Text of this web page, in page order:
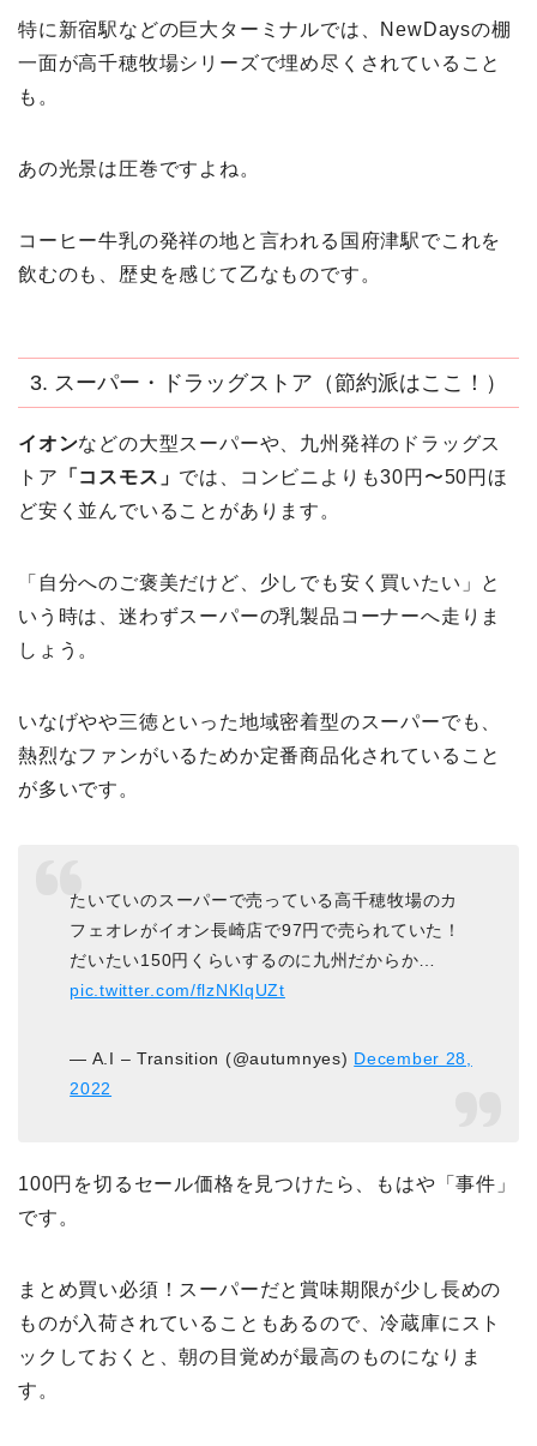
特に新宿駅などの巨大ターミナルでは、NewDaysの棚
一面が高千穂牧場シリーズで埋め尽くされていること
も。
あの光景は圧巻ですよね。
コーヒー牛乳の発祥の地と言われる国府津駅でこれを
飲むのも、歴史を感じて乙なものです。
3. スーパー・ドラッグストア（節約派はここ！）
イオンなどの大型スーパーや、九州発祥のドラッグス
トア 「コスモス」 では、コンビニよりも30円〜50円ほ
ど安く並んでいることがあります。
「自分へのご褒美だけど、少しでも安く買いたい」と
いう時は、迷わずスーパーの乳製品コーナーへ走りま
しょう。
いなげやや三徳といった地域密着型のスーパーでも、
熱烈なファンがいるためか定番商品化されていること
が多いです。
たいていのスーパーで売っている高千穂牧場のカ
フェオレがイオン長崎店で97円で売られていた！
だいたい150円くらいするのに九州だからか…
pic.twitter.com/flzNKlqUZt
— A.I – Transition (@autumnyes) December 28,
2022
100円を切るセール価格を見つけたら、もはや「事件」
です。
まとめ買い必須！スーパーだと賞味期限が少し長めの
ものが入荷されていることもあるので、冷蔵庫にスト
ックしておくと、朝の目覚めが最高のものになりま
す。